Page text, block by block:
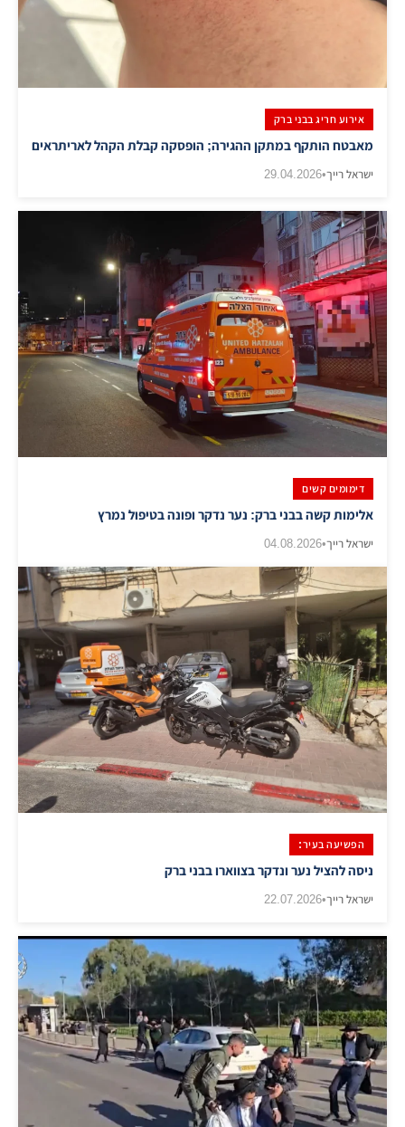
אירוע חריג בבני ברק
מאבטח הותקף במתקן ההגירה; הופסקה קבלת הקהל לאריתראים
ישראל רייך•
29.04.2026
דימומים קשים
אלימות קשה בבני ברק: נער נדקר ופונה בטיפול נמרץ
ישראל רייך•
04.08.2026
הפשיעה בעיר:
ניסה להציל נער ונדקר בצווארו בבני ברק
ישראל רייך•
22.07.2026